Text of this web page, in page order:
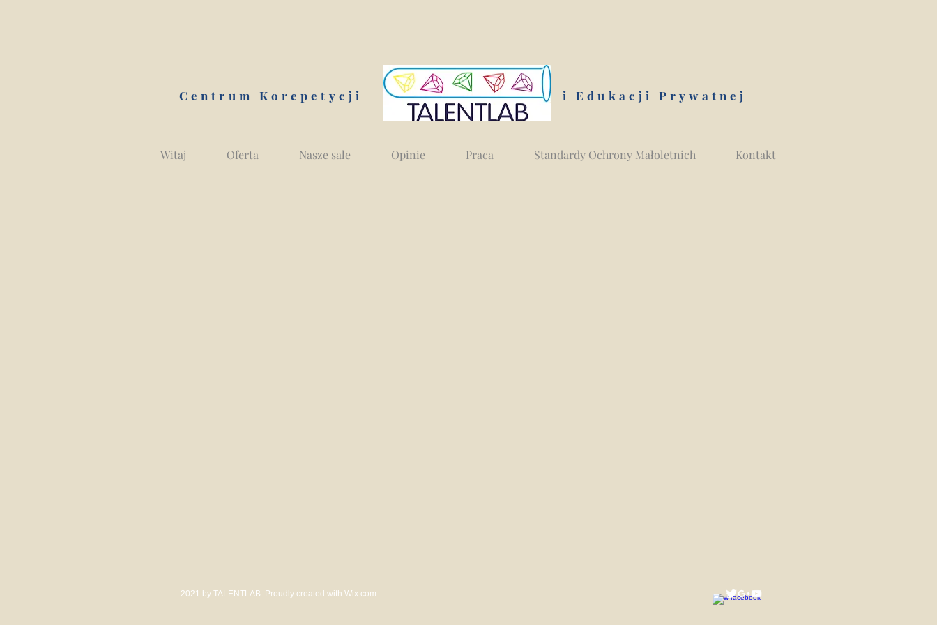
Centrum Korepetycji i Edukacji Prywatnej
Witaj Oferta Nasze sale Opinie Praca Standardy Ochrony Małoletnich Kontakt
2021 by TALENTLAB. Proudly created with Wix.com